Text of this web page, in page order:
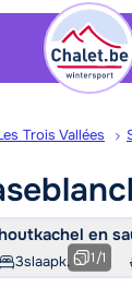
Trois Vallées
en
3slaapk. 1/1